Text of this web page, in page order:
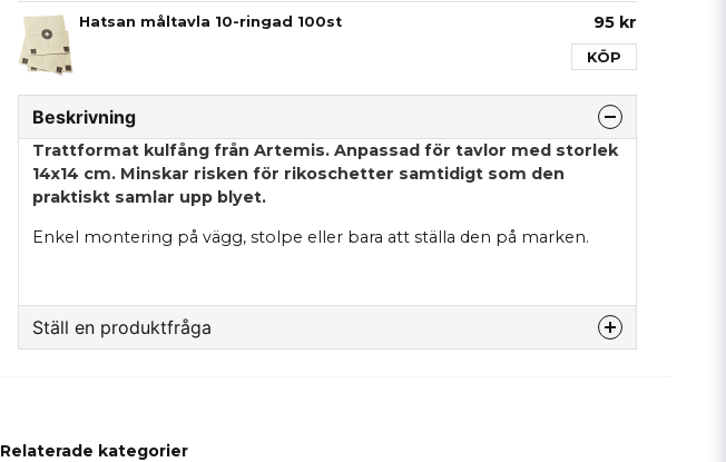
Hatsan måltavla 10-ringad 100st 95 kr
KÖP
Beskrivning
Trattformat kulfång från Artemis. Anpassad för tavlor med storlek
14x14 cm. Minskar risken för rikoschetter samtidigt som den
praktiskt samlar upp blyet.
Enkel montering på vägg, stolpe eller bara att ställa den på marken.
Ställ en produktfråga
Relaterade kategorier